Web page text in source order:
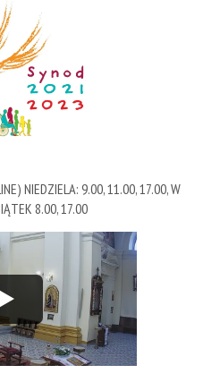
NIEDZIELA: 9.00, 11.00, 17.00, W
8.00, 17.00